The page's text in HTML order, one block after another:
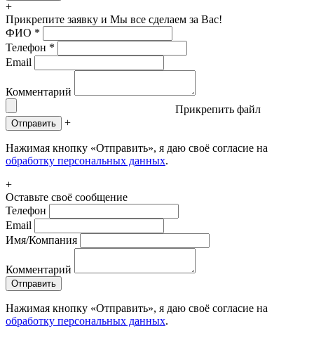
+
Прикрепите заявку и Мы все сделаем за Вас!
ФИО *
Телефон *
Email
Комментарий
Прикрепить файл
Отправить +
Нажимая кнопку «Отправить», я даю своё согласие на
обработку персональных данных.
+
Оставьте своё сообщение
Телефон
Email
Имя/Компания
Комментарий
Отправить
Нажимая кнопку «Отправить», я даю своё согласие на
обработку персональных данных.